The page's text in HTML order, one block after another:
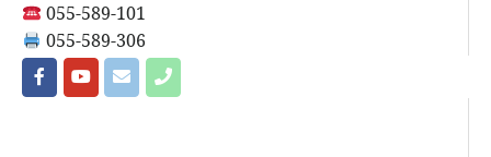
055-589-101
055-589-306